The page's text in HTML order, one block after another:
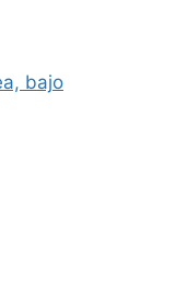
bajo